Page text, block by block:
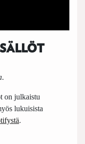
.
on julkaistu
lukuisista
.